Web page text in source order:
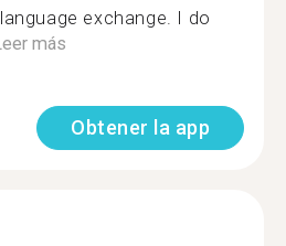
exchange. I do
más
Obtener la app